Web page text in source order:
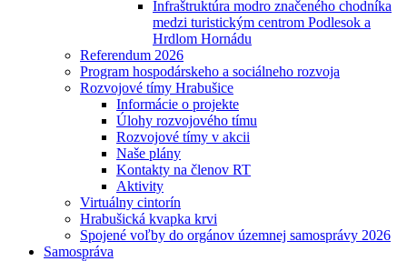
Infraštruktúra modro značeného chodníka
medzi turistickým centrom Podlesok a
Hrdlom Hornádu
Referendum 2026
Program hospodárskeho a sociálneho rozvoja
Rozvojové tímy Hrabušice
Informácie o projekte
Úlohy rozvojového tímu
Rozvojové tímy v akcii
Naše plány
Kontakty na členov RT
Aktivity
Virtuálny cintorín
Hrabušická kvapka krvi
Spojené voľby do orgánov územnej samosprávy 2026
Samospráva